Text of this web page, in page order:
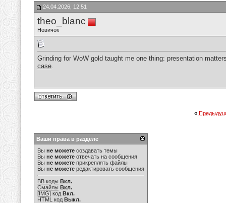
24.04.2026, 12:51
theo_blanc
Новичок
Grinding for WoW gold taught me one thing: presentation
case.
«
Ваши права в разделе
Вы не можете создавать темы
Вы не можете отвечать на сообщения
Вы не можете прикреплять файлы
Вы не можете редактировать сообщения
BB коды Вкл.
Смайлы Вкл.
[IMG] код Вкл.
HTML код Выкл.